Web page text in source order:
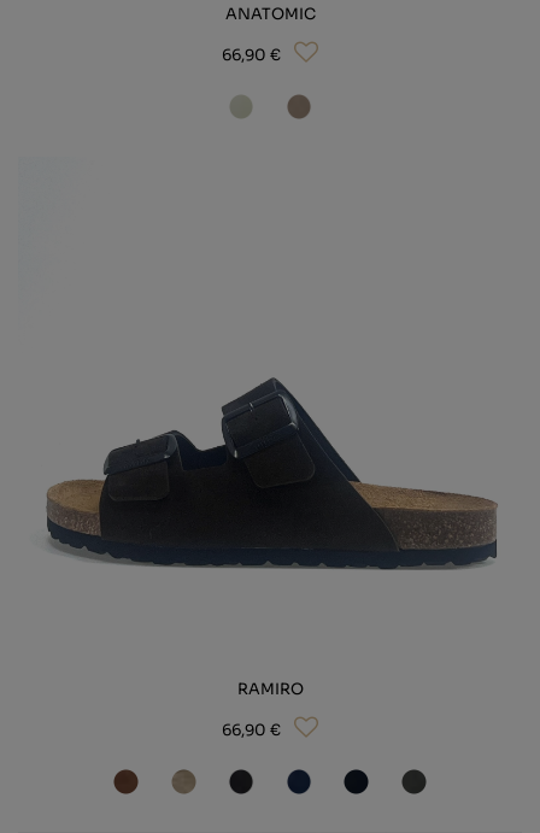
ANATOMIC
66,90 €
RAMIRO
66,90 €